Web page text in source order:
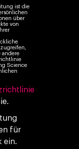
ist die
über
von
andere
Science
für
ein.